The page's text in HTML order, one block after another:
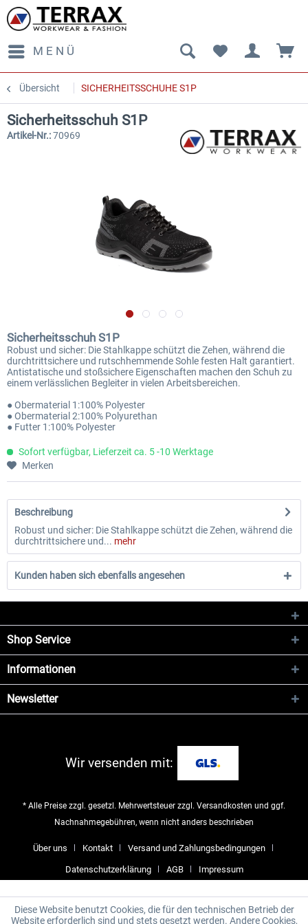
MENÜ
Übersicht SICHERHEITSSCHUHE S1P
Sicherheitsschuh S1P
Artikel-Nr.:70969
Sicherheitsschuh S1P
Robust und sicher: Die Stahlkappe schützt die Zehen, während die
durchtrittsichere und rutschhemmende Sohle festen Halt garantiert.
Antistatische und stoßsichere Eigenschaften machen den Schuh zu
einem verlässlichen Begleiter in vielen Arbeitsbereichen.
● Obermaterial 1:100% Polyester
● Obermaterial 2:100% Polyurethan
● Futter 1:100% Polyester
Sofort verfügbar, Lieferzeit ca. 5 -10 Werktage
Merken
Beschreibung
Robust und sicher: Die Stahlkappe schützt die Zehen, während die
durchtrittsichere und... mehr
Kunden haben sich ebenfalls angesehen
Shop Service
Informationen
Newsletter
Wir versenden mit:
* Alle Preise zzgl. gesetzl. Mehrwertsteuer zzgl. Versandkosten und ggf.
Nachnahmegebühren, wenn nicht anders beschrieben
Über uns Kontakt Versand und Zahlungsbedingungen
Datenschutzerklärung AGB Impressum
Diese Website benutzt Cookies, die für den technischen Betrieb der
Website erforderlich sind und stets gesetzt werden. Andere Cookies,